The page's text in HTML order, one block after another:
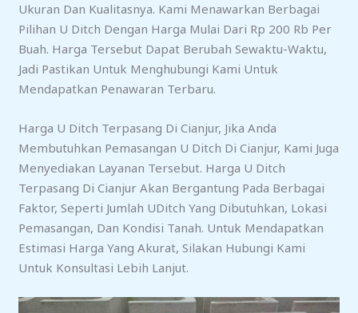
Ukuran Dan Kualitasnya. Kami Menawarkan Berbagai
Pilihan U Ditch Dengan Harga Mulai Dari Rp 200 Rb Per
Buah. Harga Tersebut Dapat Berubah Sewaktu-Waktu,
Jadi Pastikan Untuk Menghubungi Kami Untuk
Mendapatkan Penawaran Terbaru.
Harga U Ditch Terpasang Di Cianjur, Jika Anda
Membutuhkan Pemasangan U Ditch Di Cianjur, Kami Juga
Menyediakan Layanan Tersebut. Harga U Ditch
Terpasang Di Cianjur Akan Bergantung Pada Berbagai
Faktor, Seperti Jumlah UDitch Yang Dibutuhkan, Lokasi
Pemasangan, Dan Kondisi Tanah. Untuk Mendapatkan
Estimasi Harga Yang Akurat, Silakan Hubungi Kami
Untuk Konsultasi Lebih Lanjut.